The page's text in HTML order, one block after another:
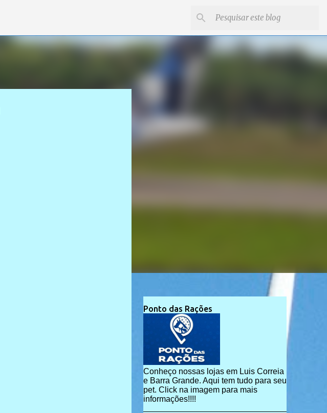
Ponto das Rações
Conheço nossas lojas em Luis Correia
e Barra Grande. Aqui tem tudo para seu
pet. Click na imagem para mais
informações!!!!